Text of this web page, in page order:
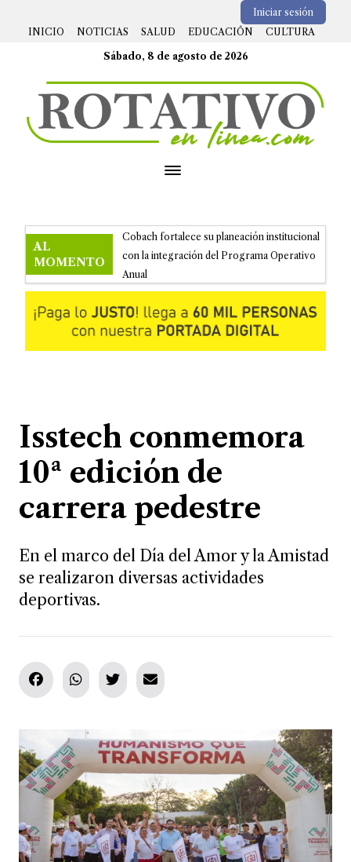
Iniciar sesión
INICIO
NOTICIAS SALUD EDUCACIÓN CULTURA
Sábado, 8 de agosto de 2026
AL
MOMENTO
Cobach fortalece su planeación institucional
con la integración del Programa Operativo
Anual
Isstech conmemora
10ª edición de
carrera pedestre
En el marco del Día del Amor y la Amistad
se realizaron diversas actividades
deportivas.